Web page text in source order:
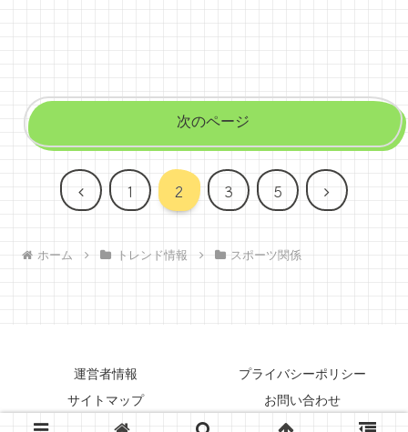
次のページ
前
1 2 3 5
次
ホーム トレンド情報 スポーツ関係
運営者情報
プライバシーポリシー
サイトマップ
お問い合わせ